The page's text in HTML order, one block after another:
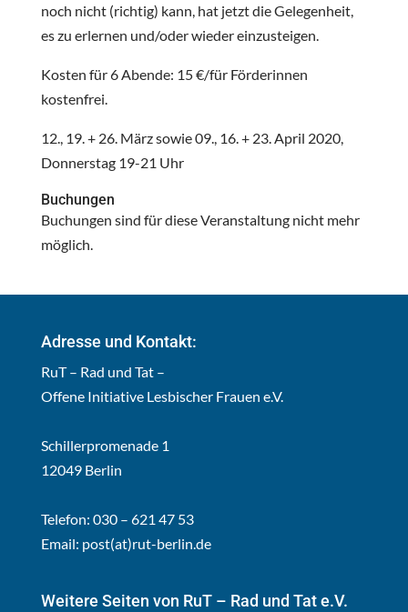
noch nicht (richtig) kann, hat jetzt die Gelegenheit,
es zu erlernen und/oder wieder einzusteigen.
Kosten für 6 Abende: 15 €/für Förderinnen
kostenfrei.
12., 19. + 26. März sowie 09., 16. + 23. April 2020,
Donnerstag 19-21 Uhr
Buchungen
Buchungen sind für diese Veranstaltung nicht mehr
möglich.
Adresse und Kontakt:
RuT – Rad und Tat –
Offene Initiative Lesbischer Frauen e.V.
Schillerpromenade 1
12049 Berlin
Telefon: 030 – 621 47 53
Email: post(at)rut-berlin.de
Weitere Seiten von RuT – Rad und Tat e.V.